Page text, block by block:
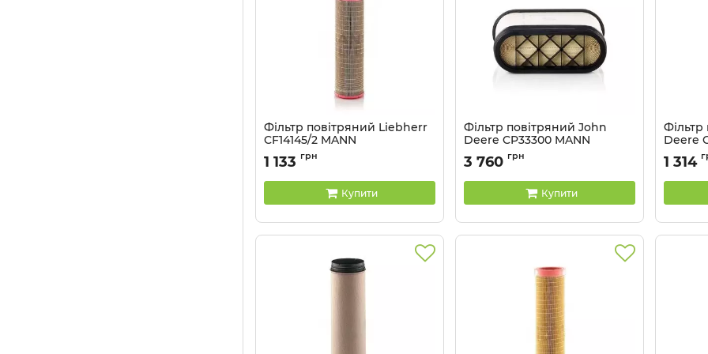
Фільтр повітряний Liebherr
CF14145/2 MANN
Артикул: CF14145/2
1 133 грн
Купити
Фільтр повітряний John
Deere CP33300 MANN
Артикул: CP33300
3 760 грн
Купити
Фільтр
Deere
Артикул:
1 314